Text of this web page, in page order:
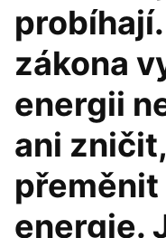
zákona
energii
ani
přeměnit
energie.